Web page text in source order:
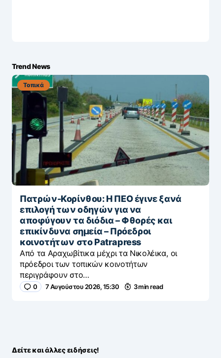
Trend News
Τοπικά
Πατρών-Κορίνθου: Η ΠΕΟ έγινε ξανά
επιλογή των οδηγών για να
αποφύγουν τα διόδια – Φθορές και
επικίνδυνα σημεία – Πρόεδροι
κοινοτήτων στο Patrapress
Από τα Αραχωβίτικα μέχρι τα Νικολέικα, οι
πρόεδροι των τοπικών κοινοτήτων
περιγράφουν στο…
0 7 Αυγούστου 2026, 15:30 3 min read
Δείτε και άλλες ειδήσεις!